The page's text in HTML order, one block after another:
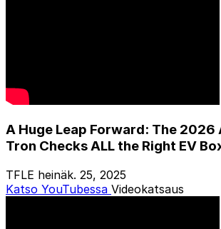
A Huge Leap Forward: The 2026
Tron Checks ALL the Right EV
TFLE heinäk. 25, 2025
Katso YouTubessa Videokatsaus